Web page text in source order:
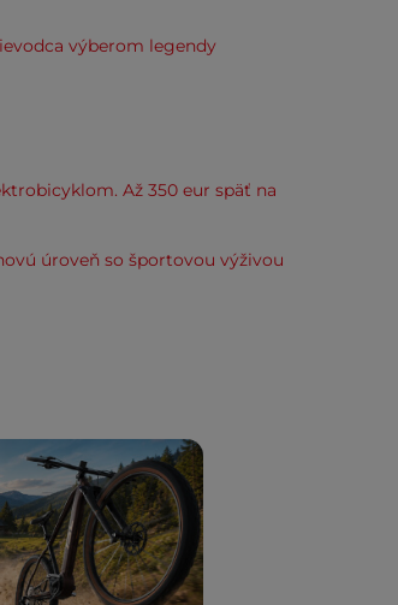
výberom legendy
Až 350 eur späť na
úroveň so športovou výživou